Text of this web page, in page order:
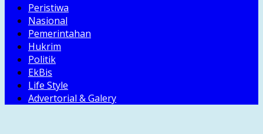
Peristiwa
Nasional
Pemerintahan
Hukrim
Politik
EkBis
Life Style
Advertorial & Galery